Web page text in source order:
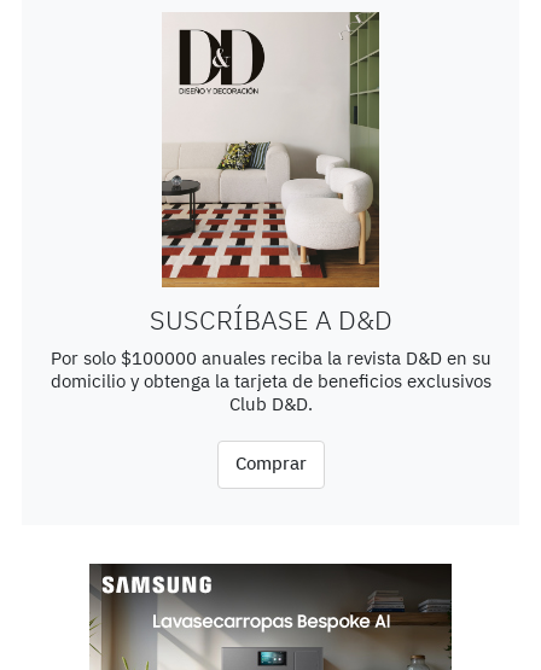
SUSCRÍBASE A D&D
Por solo $100000 anuales reciba la revista D&D en su
domicilio y obtenga la tarjeta de beneficios exclusivos
Club D&D.
Comprar